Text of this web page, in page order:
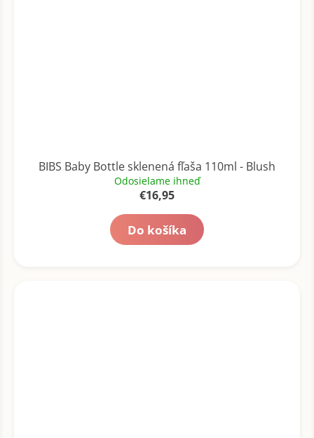
BIBS Baby Bottle sklenená fľaša 110ml - Blush
Odosielame ihneď
€16,95
Do košíka